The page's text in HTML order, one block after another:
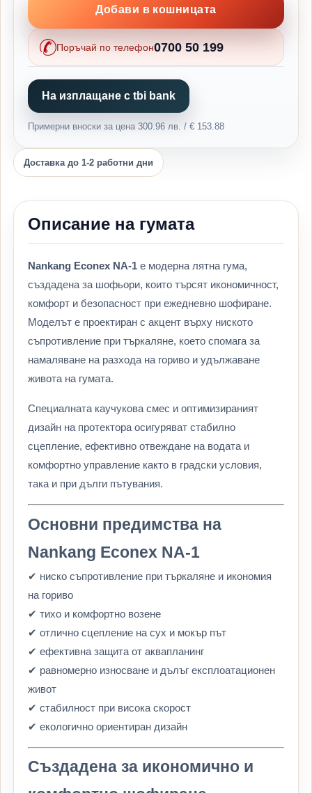
Добави в кошницата
Поръчай по телефон0700 50 199
На изплащане с tbi bank
Примерни вноски за цена 300.96 лв. / € 153.88
Доставка до 1-2 работни дни
Описание на гумата
Nankang Econex NA-1 е модерна лятна гума,
създадена за шофьори, които търсят икономичност,
комфорт и безопасност при ежедневно шофиране.
Моделът е проектиран с акцент върху ниското
съпротивление при търкаляне, което спомага за
намаляване на разхода на гориво и удължаване
живота на гумата.
Специалната каучукова смес и оптимизираният
дизайн на протектора осигуряват стабилно
сцепление, ефективно отвеждане на водата и
комфортно управление както в градски условия,
така и при дълги пътувания.
Основни предимства на
Nankang Econex NA-1
✔ ниско съпротивление при търкаляне и икономия
на гориво
✔ тихо и комфортно возене
✔ отлично сцепление на сух и мокър път
✔ ефективна защита от аквапланинг
✔ равномерно износване и дълъг експлоатационен
живот
✔ стабилност при висока скорост
✔ екологично ориентиран дизайн
Създадена за икономично и